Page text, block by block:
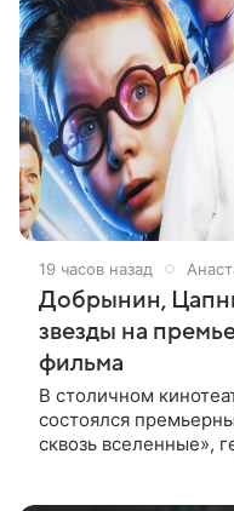
19 часов назад
Добрынин,
звезды на
фильма
В столичном
состоялся
сквозь вселенные»,